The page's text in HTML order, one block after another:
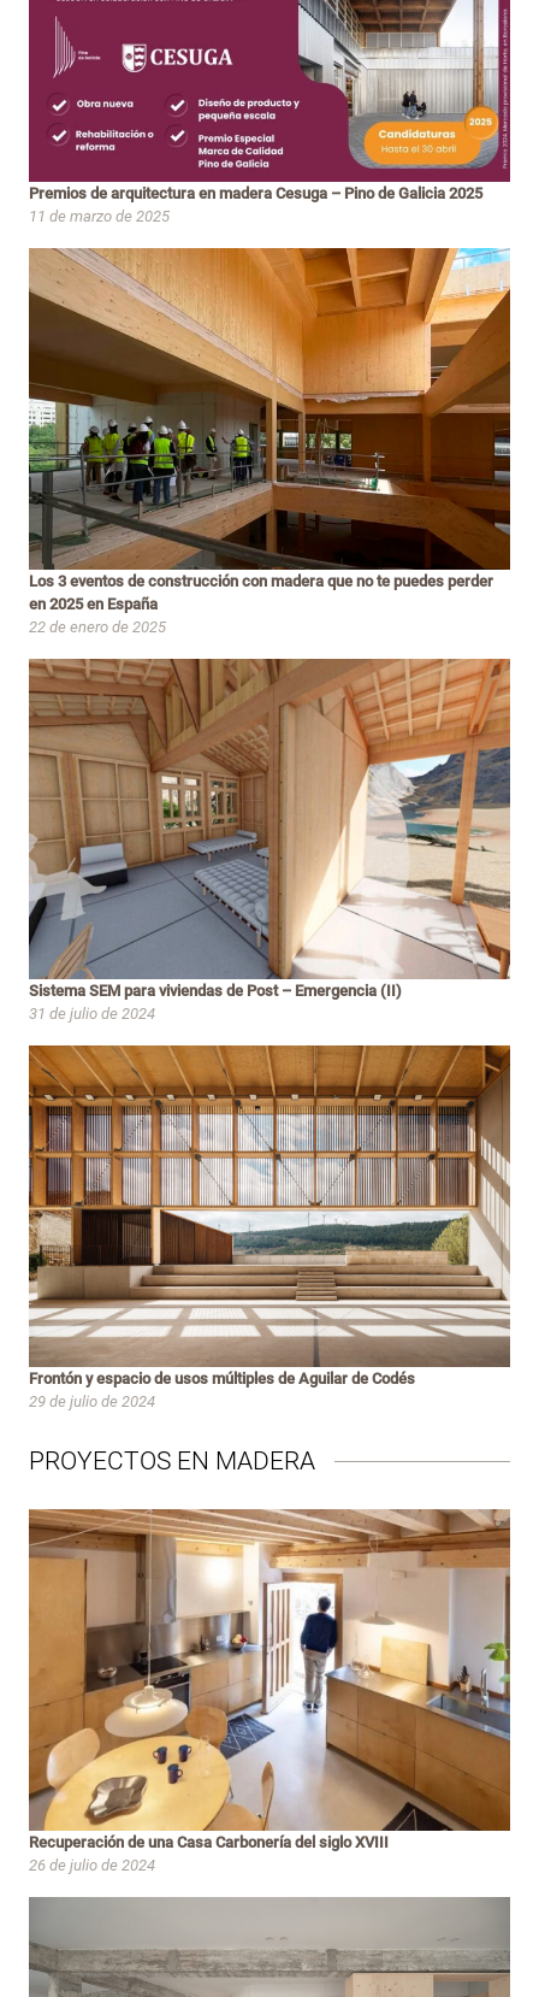
Premios de arquitectura en madera Cesuga – Pino de Galicia 2025
11 de marzo de 2025
Los 3 eventos de construcción con madera que no te puedes perder
en 2025 en España
22 de enero de 2025
Sistema SEM para viviendas de Post – Emergencia (II)
31 de julio de 2024
Frontón y espacio de usos múltiples de Aguilar de Codés
29 de julio de 2024
PROYECTOS EN MADERA
Recuperación de una Casa Carbonería del siglo XVIII
26 de julio de 2024